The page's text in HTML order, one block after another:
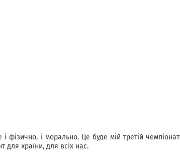
фізично, і морально. Це буде мій третій чемпіонат
для країни, для всіх нас.